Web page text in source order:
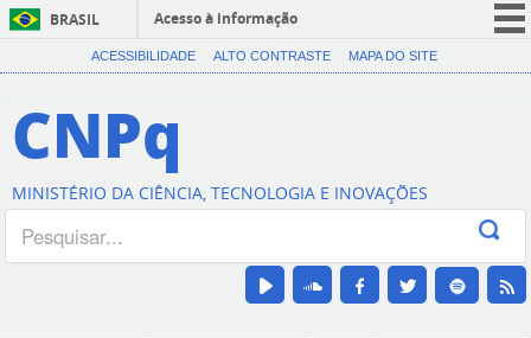
BRASIL
Acesso à informação
CORONAVÍRUS (COVID-19)
Canais
ACESSIBILIDADE ALTO CONTRASTE MAPA DO SITE
CNPq
MINISTÉRIO DA CIÊNCIA, TECNOLOGIA E INOVAÇÕES